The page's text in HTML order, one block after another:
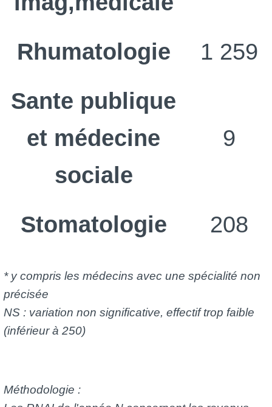
Rhumatologie
1 259
Sante publique
et médecine
sociale
9
Stomatologie 208
* y compris les médecins avec une spécialité non
précisée
NS : variation non significative, effectif trop faible
(inférieur à 250)
Méthodologie :